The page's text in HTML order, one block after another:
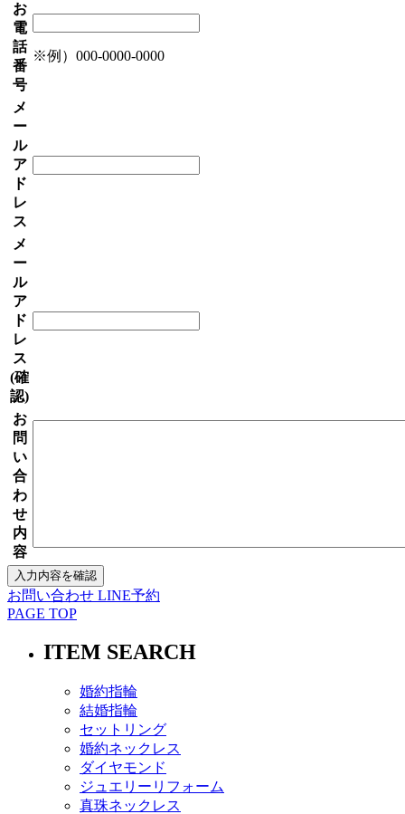
お
電
話
番
号
※例）000-0000-0000
メ
ー
ル
ア
ド
レ
ス
メ
ー
ル
ア
ド
レ
ス
(確
認)
お
問
い
合
わ
せ
内
容
お問い合わせ LINE予約
PAGE TOP
ITEM SEARCH
婚約指輪
結婚指輪
セットリング
婚約ネックレス
ダイヤモンド
ジュエリーリフォーム
真珠ネックレス